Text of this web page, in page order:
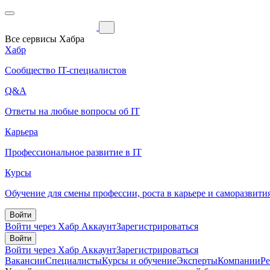
Все сервисы Хабра
Хабр
Сообщество IT-специалистов
Q&A
Ответы на любые вопросы об IT
Карьера
Профессиональное развитие в IT
Курсы
Обучение для смены профессии, роста в карьере и
Войти
Войти через Хабр АккаунтЗарегистрироваться
Войти
Войти через Хабр АккаунтЗарегистрироваться
ВакансииСпециалистыКурсы и обучениеЭкспертыКомпании